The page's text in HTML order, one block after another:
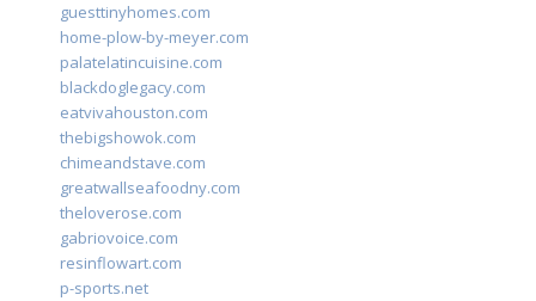
guesttinyhomes.com
home-plow-by-meyer.com
palatelatincuisine.com
blackdoglegacy.com
eatvivahouston.com
thebigshowok.com
chimeandstave.com
greatwallseafoodny.com
theloverose.com
gabriovoice.com
resinflowart.com
p-sports.net